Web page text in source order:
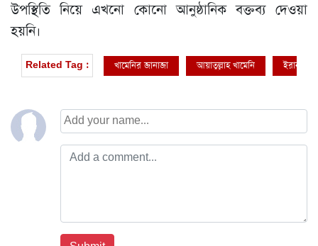
উপস্থিতি নিয়ে এখনো কোনো আনুষ্ঠানিক বক্তব্য দেওয়া
হয়নি।
Related Tag : খামেনির জানাজা আয়াতুল্লাহ খামেনি ইরান